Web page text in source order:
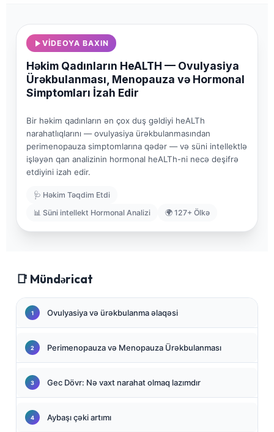
VIDEOYA BAXIN
Həkim Qadınların HeALTH — Ovulyasiya
Ürəkbulanması, Menopauza və Hormonal
Simptomları İzah Edir
Bir həkim qadınların ən çox duş gəldiyi heALTh
narahatlıqlarını — ovulyasiya ürəkbulanmasından
perimenopauza simptomlarına qədər — və süni intellektlə
işləyən qan analizinin hormonal heALTh-ni necə deşifrə
etdiyini izah edir.
🩺 Həkim Təqdim Etdi
📊 Süni intellekt Hormonal Analizi
🌍 127+ Ölkə
📑 Mündəricat
Ovulyasiya və ürəkbulanma əlaqəsi
Perimenopauza və Menopauza Ürəkbulanması
Gec Dövr: Nə vaxt narahat olmaq lazımdır
Aybaşı çəki artımı